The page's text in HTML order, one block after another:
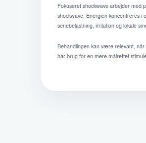
Fokuseret shockwave arbejder med
shockwave. Energien koncentreres i
senebelastning, irritation og lokale
Behandlingen kan være relevant,
har brug for en mere målrettet